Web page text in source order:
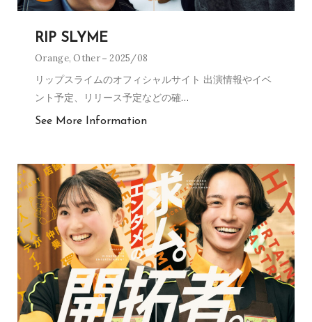
RIP SLYME
Orange,Other 2025/08
リップスライムのオフィシャルサイト 出演情報やイベ
ント予定、リリース予定などの確…
See More Information